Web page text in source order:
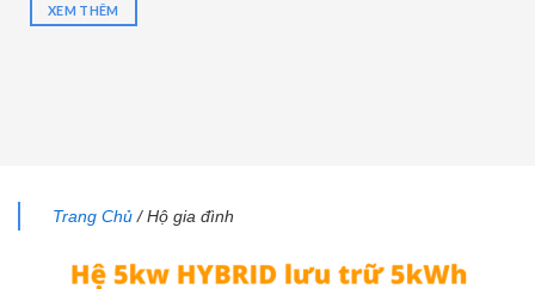
XEM THÊM
Trang Chủ / Hộ gia đình